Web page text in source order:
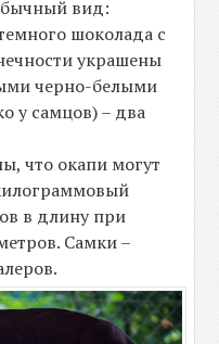
вид:
шоколада с
украшены
черно-белыми
у самцов) – два
что окапи могут
в длину при
Самки –